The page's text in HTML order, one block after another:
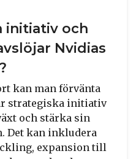
initiativ och
Nvidias
kan man förvänta
strategiska initiativ
och stärka sin
Det kan inkludera
expansion till